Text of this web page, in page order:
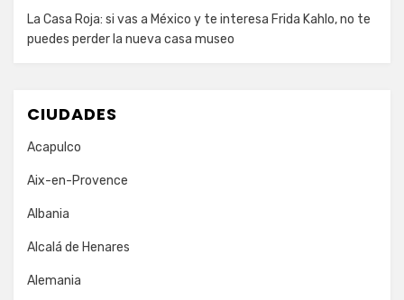
La Casa Roja: si vas a México y te interesa Frida Kahlo, no te
puedes perder la nueva casa museo
CIUDADES
Acapulco
Aix-en-Provence
Albania
Alcalá de Henares
Alemania